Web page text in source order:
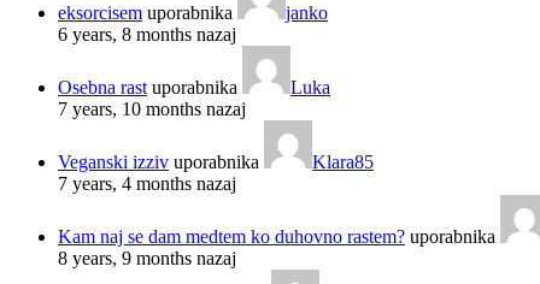
eksorcisem uporabnika
janko
6 years, 8 months nazaj
Osebna rast uporabnika
Luka
7 years, 10 months nazaj
Veganski izziv uporabnika
Klara85
7 years, 4 months nazaj
Kam naj se dam medtem ko duhovno rastem? uporabnika
8 years, 9 months nazaj